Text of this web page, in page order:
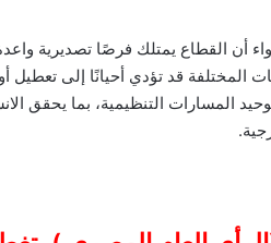
أن القطاع يمتلك فرصًا تصديرية
المختلفة قد تؤدي أحيانًا إلى تعطيل
المسارات التنظيمية، بما يحقق
.